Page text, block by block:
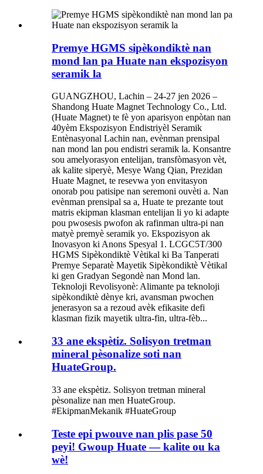
Premye HGMS sipèkondiktè nan
mond lan pa Huate nan ekspozisyon
seramik la
GUANGZHOU, Lachin – 24-27 jen 2026 –
Shandong Huate Magnet Technology Co., Ltd.
(Huate Magnet) te fè yon aparisyon enpòtan nan
40yèm Ekspozisyon Endistriyèl Seramik
Entènasyonal Lachin nan, evènman prensipal
nan mond lan pou endistri seramik la. Konsantre
sou amelyorasyon entelijan, transfòmasyon vèt,
ak kalite siperyè, Mesye Wang Qian, Prezidan
Huate Magnet, te resevwa yon envitasyon
onorab pou patisipe nan seremoni ouvèti a. Nan
evènman prensipal sa a, Huate te prezante tout
matris ekipman klasman entelijan li yo ki adapte
pou pwosesis pwofon ak rafinman ultra-pi nan
matyè premyè seramik yo. Ekspozisyon ak
Inovasyon ki Anons Spesyal 1. LCGC5T/300
HGMS Sipèkondiktè Vètikal ki Ba Tanperati
Premye Separatè Mayetik Sipèkondiktè Vètikal
ki gen Gradyan Segondè nan Mond lan.
Teknoloji Revolisyonè: Alimante pa teknoloji
sipèkondiktè dènye kri, avansman pwochen
jenerasyon sa a rezoud avèk efikasite defi
klasman fizik mayetik ultra-fin, ultra-fèb...
33 ane ekspètiz. Solisyon tretman
mineral pèsonalize soti nan
HuateGroup.
33 ane ekspètiz. Solisyon tretman mineral
pèsonalize nan men HuateGroup.
#EkipmanMekanik #HuateGroup
Teste epi pwouve nan plis pase 50
peyi! Gwoup Huate — kalite ou ka
wè!